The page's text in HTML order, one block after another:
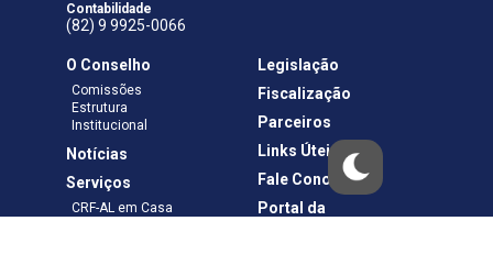
Contabilidade
(82) 9 9925-0066
O Conselho
Comissões
Estrutura
Institucional
Notícias
Serviços
CRF-AL em Casa
Legislação
Fiscalização
Parceiros
Links Úteis
Fale Conosco
Portal da